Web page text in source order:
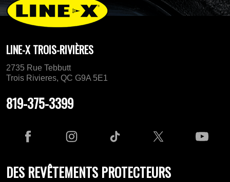
LINE-X TROIS-RIVIÈRES
2735 Rue Tebbutt
Trois Rivieres, QC G9A 5E1
819-375-3399
DES REVÊTEMENTS PROTECTEURS